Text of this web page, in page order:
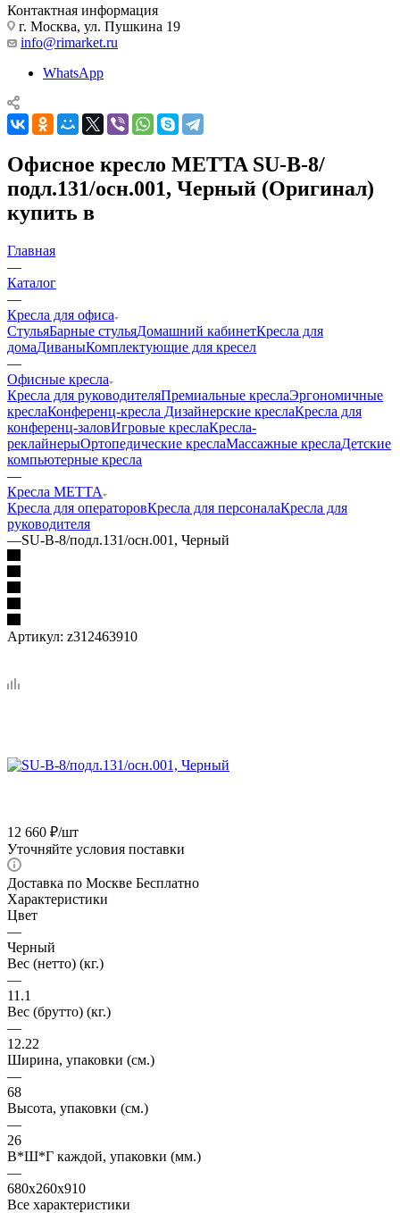
Контактная информация
г. Москва, ул. Пушкина 19
info@rimarket.ru
WhatsApp
Офисное кресло METTA SU-B-8/
подл.131/осн.001, Черный (Оригинал)
купить в
Главная
—
Каталог
—
Кресла для офиса
СтульяБарные стульяДомашний кабинетКресла для
домаДиваныКомплектующие для кресел
—
Офисные кресла
Кресла для руководителяПремиальные креслаЭргономичные
креслаКонференц-кресла Дизайнерские креслаКресла для
конференц-заловИгровые креслаКресла-
реклайнерыОртопедические креслаМассажные креслаДетские
компьютерные кресла
—
Кресла METTA
Кресла для операторовКресла для персоналаКресла для
руководителя
—SU-B-8/подл.131/осн.001, Черный
Артикул: z312463910
12 660 ₽/шт
Уточняйте условия поставки
Доставка по Москве Бесплатно
Характеристики
Цвет
—
Черный
Вес (нетто) (кг.)
—
11.1
Вес (брутто) (кг.)
—
12.22
Ширина, упаковки (cм.)
—
68
Высота, упаковки (cм.)
—
26
В*Ш*Г каждой, упаковки (мм.)
—
680x260x910
Все характеристики